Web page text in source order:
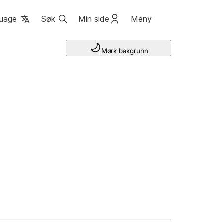
Søk Min side Meny
Mørk bakgrunn